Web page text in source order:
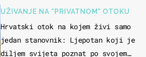
UŽIVANJE NA "PRIVATNOM" OTOKU
Hrvatski otok na kojem živi samo
jedan stanovnik: Ljepotan koji je
diljem svijeta poznat po svojem